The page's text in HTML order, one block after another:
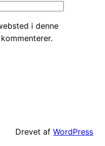
i denne
Drevet af WordPress